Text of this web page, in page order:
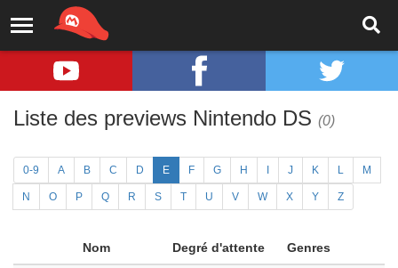
Liste des previews Nintendo DS (0)
0-9 A B C D E F G H J K L M
N O P Q R S T U V W X Y Z
Nom Degré d'attente Genres